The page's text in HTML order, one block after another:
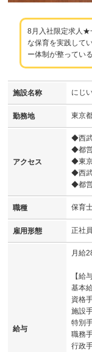
8月入社限定求人★
な保育を実践して
ー体制が整ってい
施設名称 にじ
勤務地 東京
アクセス
◆西
◆都
◆東
◆西
◆都
職種 保育
雇用形態 正社員
給与
月給
【給
基本
資格
施設
特別
職務
行政